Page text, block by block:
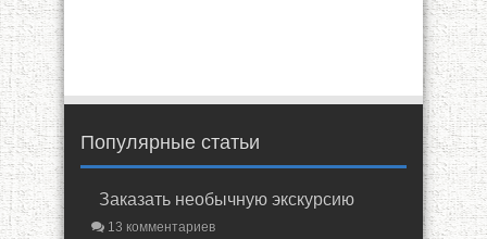
Популярные статьи
Заказать необычную экскурсию
13 комментариев